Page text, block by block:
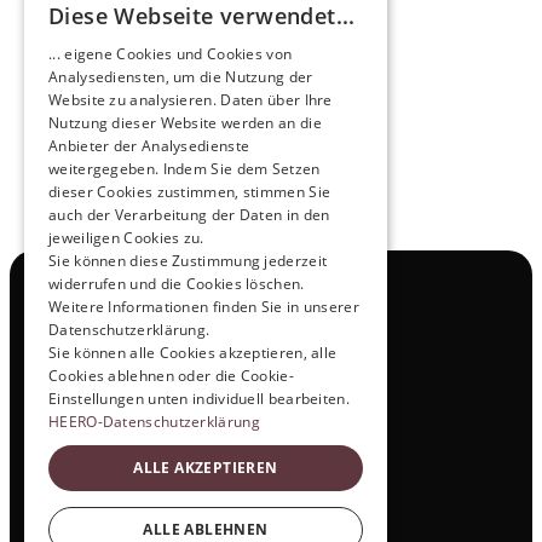
HEERO
Mehr erfahren
View All
Navigation
Kontakt
Probefahrt
Karriere
Investor Relations
Legal & Policies
Impressum
Social
Diese Webseite verwendet...
... eigene Cookies und Cookies von
Analysediensten, um die Nutzung der
Website zu analysieren. Daten über Ihre
Nutzung dieser Website werden an die
Anbieter der Analysedienste
weitergegeben. Indem Sie dem Setzen
dieser Cookies zustimmen, stimmen Sie
auch der Verarbeitung der Daten in den
jeweiligen Cookies zu.
Sie können diese Zustimmung jederzeit
widerrufen und die Cookies löschen.
Weitere Informationen finden Sie in unserer
Datenschutzerklärung.
Sie können alle Cookies akzeptieren, alle
Cookies ablehnen oder die Cookie-
Einstellungen unten individuell bearbeiten.
HEERO-Datenschutzerklärung
ALLE AKZEPTIEREN
ALLE ABLEHNEN